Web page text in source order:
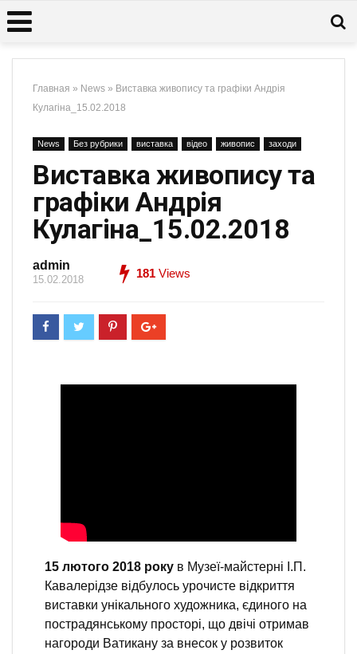
Главная » News » Виставка живопису та графіки Андрія
Кулагіна_15.02.2018
News Без рубрики виставка відео живопис заходи
Виставка живопису та
графіки Андрія
Кулагіна_15.02.2018
admin
15.02.2018 181 Views
15 лютого 2018 року в Музеї-майстерні І.П.
Кавалерідзе відбулось урочисте відкриття
виставки унікального художника, єдиного на
пострадянському просторі, що двічі отримав
нагороди Ватикану за внесок у розвиток